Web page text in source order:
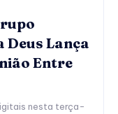
Deus Lança
Entre
nesta terça-